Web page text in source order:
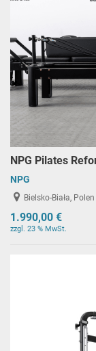
NPG Pilates
NPG
Bielsko-Biała, Polen
1.990,00 €
zzgl. 23 % MwSt.